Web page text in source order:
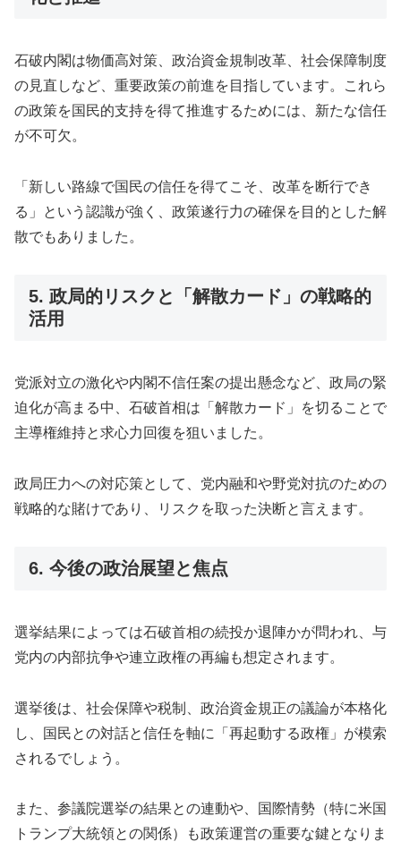
石破内閣は物価高対策、政治資金規制改革、社会保障制度
の見直しなど、重要政策の前進を目指しています。これら
の政策を国民的支持を得て推進するためには、新たな信任
が不可欠。
「新しい路線で国民の信任を得てこそ、改革を断行でき
る」という認識が強く、政策遂行力の確保を目的とした解
散でもありました。
5. 政局的リスクと「解散カード」の戦略的
活用
党派対立の激化や内閣不信任案の提出懸念など、政局の緊
迫化が高まる中、石破首相は「解散カード」を切ることで
主導権維持と求心力回復を狙いました。
政局圧力への対応策として、党内融和や野党対抗のための
戦略的な賭けであり、リスクを取った決断と言えます。
6. 今後の政治展望と焦点
選挙結果によっては石破首相の続投か退陣かが問われ、与
党内の内部抗争や連立政権の再編も想定されます。
選挙後は、社会保障や税制、政治資金規正の議論が本格化
し、国民との対話と信任を軸に「再起動する政権」が模索
されるでしょう。
また、参議院選挙の結果との連動や、国際情勢（特に米国
トランプ大統領との関係）も政策運営の重要な鍵となりま